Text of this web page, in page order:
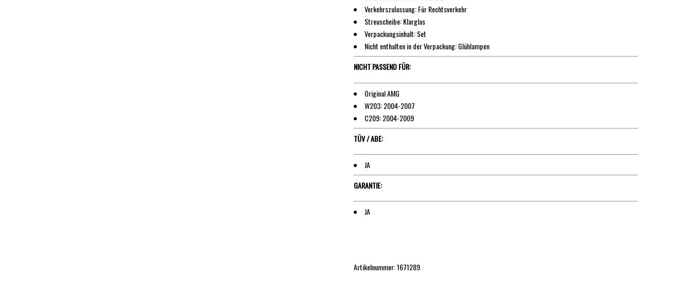
Verkehrszulassung: Für Rechtsverkehr
Streuscheibe: Klarglas
Verpackungsinhalt: Set
Nicht enthalten in der Verpackung: Glühlampen
NICHT PASSEND FÜR:
Original AMG
W203: 2004-2007
C209: 2004-2009
TÜV / ABE:
JA
GARANTIE:
JA
Artikelnummer: 1671289